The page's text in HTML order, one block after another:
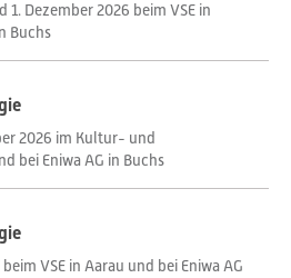
Dezember 2026 beim VSE in
Buchs
2026 im Kultur- und
bei Eniwa AG in Buchs
VSE in Aarau und bei Eniwa AG